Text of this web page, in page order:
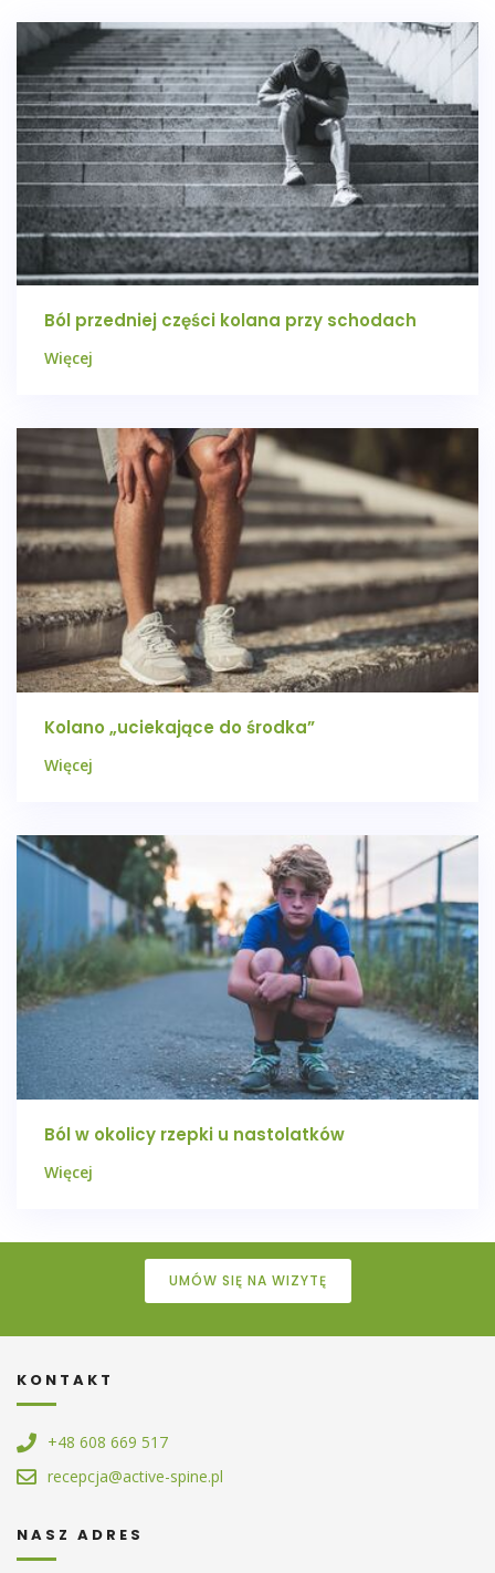
Ból przedniej części kolana przy schodach
Więcej
Kolano „uciekające do środka”
Więcej
Ból w okolicy rzepki u nastolatków
Więcej
UMÓW SIĘ NA WIZYTĘ
KONTAKT
+48 608 669 517
recepcja@active-spine.pl
NASZ ADRES